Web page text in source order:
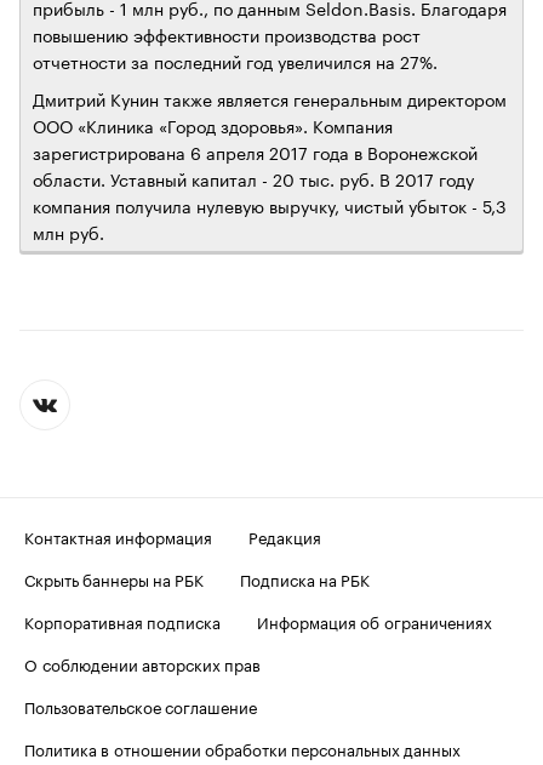
прибыль - 1 млн руб., по данным Seldon.Basis. Благодаря
повышению эффективности производства рост
отчетности за последний год увеличился на 27%.
Дмитрий Кунин также является генеральным директором
ООО «Клиника «Город здоровья». Компания
зарегистрирована 6 апреля 2017 года в Воронежской
области. Уставный капитал - 20 тыс. руб. В 2017 году
компания получила нулевую выручку, чистый убыток - 5,3
млн руб.
Контактная информация
Редакция
Скрыть баннеры на РБК
Подписка на РБК
Корпоративная подписка
Информация об ограничениях
О соблюдении авторских прав
Пользовательское соглашение
Политика в отношении обработки персональных данных